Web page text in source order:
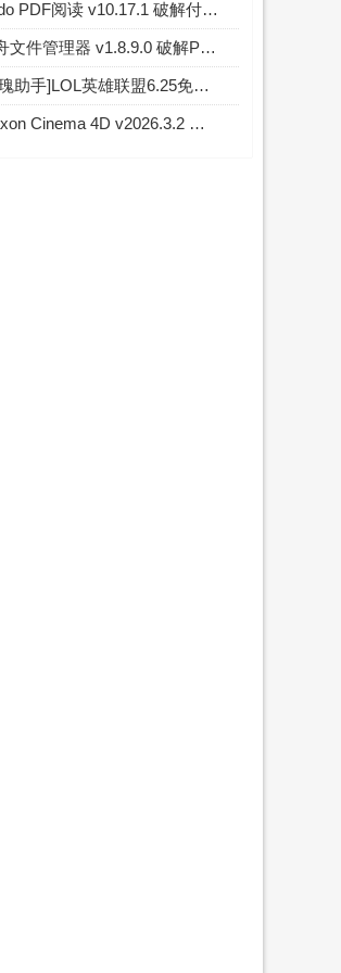
Xodo PDF阅读 v10.17.1 破解付费专业版
流舟文件管理器 v1.8.9.0 破解Pro专业版
[玫瑰助手]LOL英雄联盟6.25免费换肤插件 Python版
Maxon Cinema 4D v2026.3.2 中文破解版